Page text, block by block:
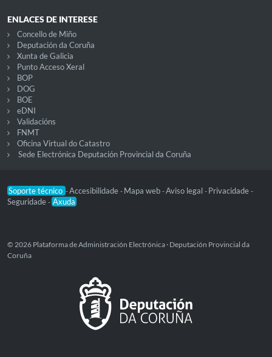
ENLACES DE INTERESE
Concello de Miño
Deputación da Coruña
Xunta de Galicia
Punto Acceso Xeral
BOP
DOG
BOE
eDNI
Validacións
FNMT
Oficina Virtual do Catastro
Sede Electrónica Deputación Provincial da Coruña
Soporte técnico -Accesibilidade - Mapa web -Aviso legal - Privacidade -
Seguridade - Axuda
© 2026 Plataforma de Administración Electrónica · Deputación Provincial da
Coruña